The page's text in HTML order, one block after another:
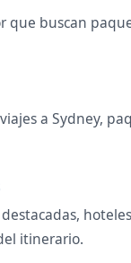
buscan
a Sydney,
itinerario.